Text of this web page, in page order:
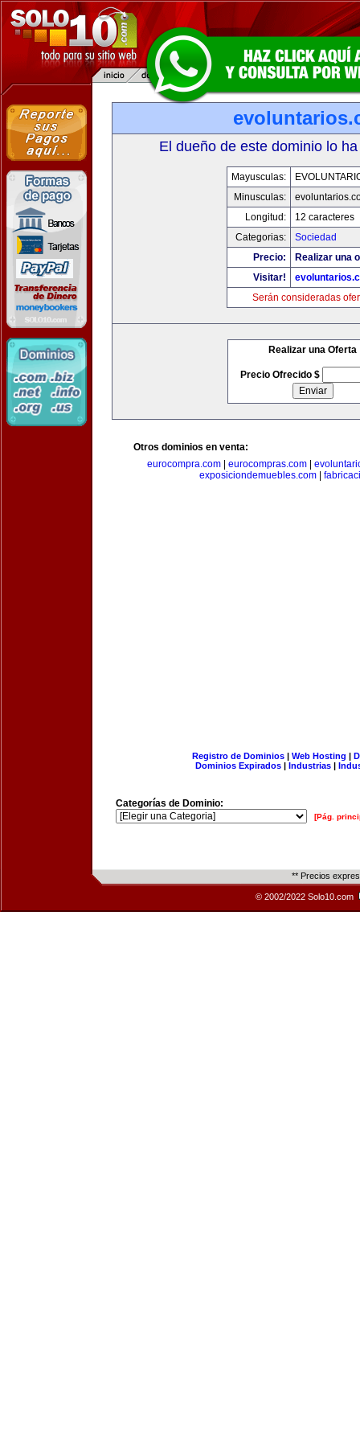
El dueño de este dominio lo
Mayusculas:
Minusculas:
Longitud:
12 caracteres
Categorias:
Sociedad
Precio:
Realizar una
Visitar!
Serán consideradas
Realizar una Oferta
Precio Ofrecido $
Otros dominios en venta:
eurocompra.com| eurocompras.com|
exposiciondemuebles.com|
Registro de Dominios| Web Hosting |
Dominios Expirados | Industrias |
Categorías de Dominio:
[Pág.
** Precios
© 2002/2022 Solo10.com